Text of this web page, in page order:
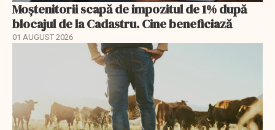
Moștenitorii scapă de impozitul de 1% după
blocajul de la Cadastru. Cine beneficiază
01 AUGUST 2026